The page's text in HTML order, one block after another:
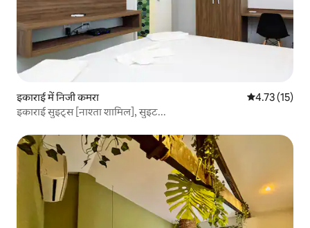
इकाराई में निजी कमरा औसत रेटिंग 5 में
4.73 (15)
इकाराई सुइट्स [नाश्ता शामिल], सुइट...